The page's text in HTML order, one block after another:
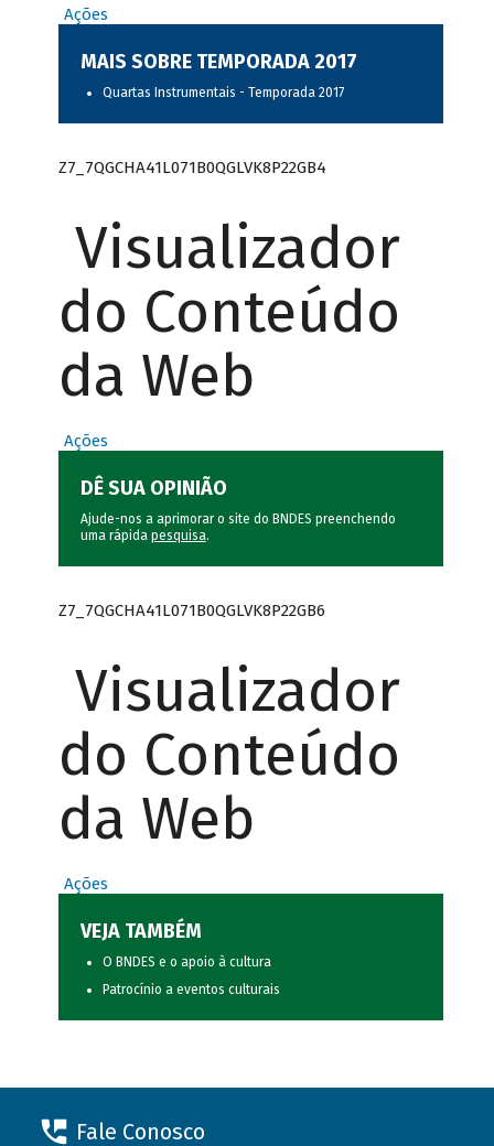
Ações
MAIS SOBRE TEMPORADA 2017
Quartas Instrumentais - Temporada 2017
Z7_7QGCHA41L071B0QGLVK8P22GB4
Visualizador
do Conteúdo
da Web
Ações
DÊ SUA OPINIÃO
Ajude-nos a aprimorar o site do BNDES preenchendo
uma rápida pesquisa.
Z7_7QGCHA41L071B0QGLVK8P22GB6
Visualizador
do Conteúdo
da Web
Ações
VEJA TAMBÉM
O BNDES e o apoio à cultura
Patrocínio a eventos culturais
Fale Conosco